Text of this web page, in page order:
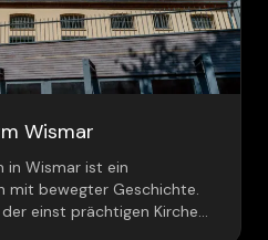
Wismar
in Wismar ist ein
mit bewegter Geschichte.
einst prächtigen Kirche